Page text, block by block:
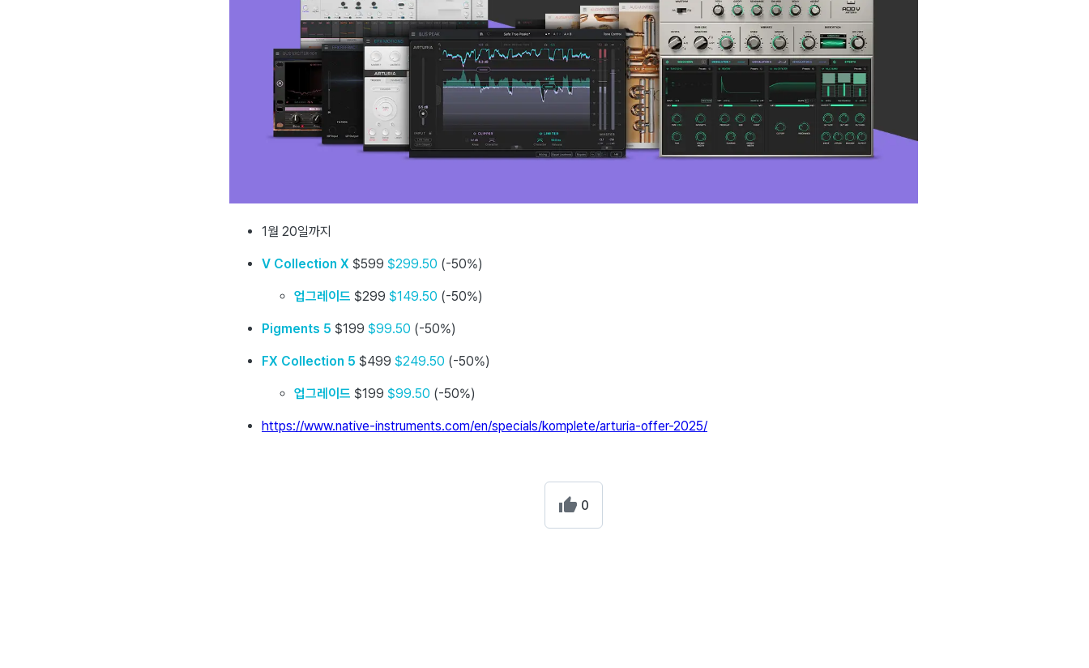
1월 20일까지
V Collection X $599 $299.50 (-50%)
업그레이드 $299 $149.50 (-50%)
Pigments 5 $199 $99.50 (-50%)
FX Collection 5 $499 $249.50 (-50%)
업그레이드 $199 $99.50 (-50%)
https://www.native-instruments.com/en/specials/komplete/arturia-offer-2025/
0